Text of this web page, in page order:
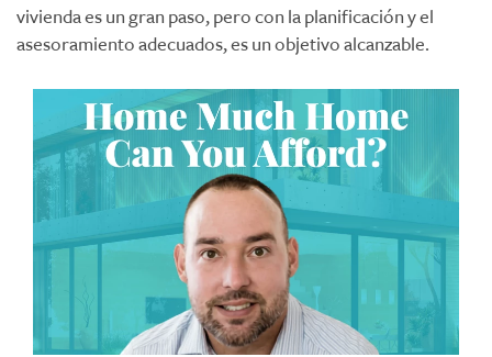
vivienda es un gran paso, pero con la planificación y el
asesoramiento adecuados, es un objetivo alcanzable.